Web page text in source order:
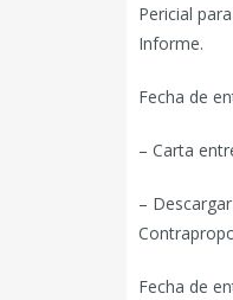
Pericial
Informe.
Fecha de
– Carta
–
Fecha de